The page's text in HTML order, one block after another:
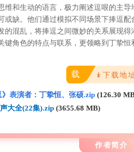
维和生动的语言，极力阐述逗哏的主
或缺。他们通过模拟不同场景下捧逗
的混乱，将捧逗之间微妙的关系展现
键角色的特点与联系，更领略到丁挚
载 ↡下载地
表演者：丁挚恒、张硕.zip (126.30
大全(22集).zip (3655.68 MB)
作者简介